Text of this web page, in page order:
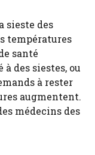
sieste des
températures
santé
des siestes, ou
à rester
augmentent.
médecins des